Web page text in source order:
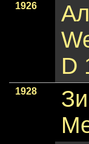
1926
D
1928